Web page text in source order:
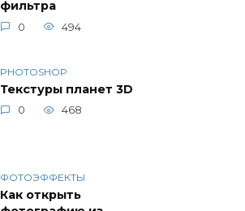
фильтра
0 494
PHOTOSHOP
Текстуры планет 3D
0 468
ФОТОЭФФЕКТЫ
Как открыть